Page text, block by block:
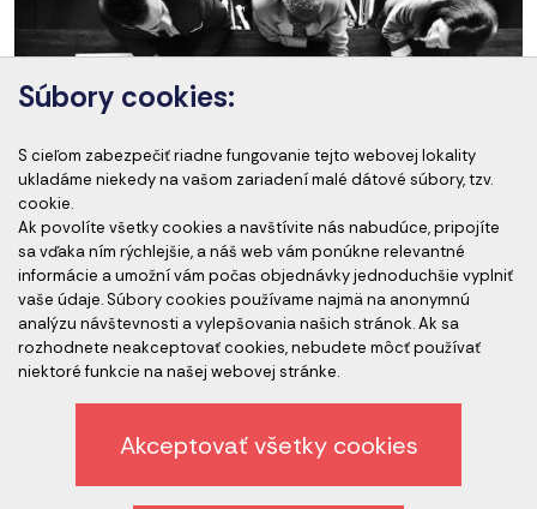
Začíname s ISO normami - 5 vecí, ktoré treba
zvážiť pri výbere konzultanta na zavádzanie
systémov manažérstva ISO
Projekt zavádzania ISO môže byť zdĺhavý a náročný v
Súbory cookies:
S cieľom zabezpečiť riadne fungovanie tejto webovej lokality
ukladáme niekedy na vašom zariadení malé dátové súbory, tzv.
cookie.
Ak povolíte všetky cookies a navštívite nás nabudúce, pripojíte
sa vďaka ním rýchlejšie, a náš web vám ponúkne relevantné
informácie a umožní vám počas objednávky jednoduchšie vyplniť
vaše údaje. Súbory cookies používame najmä na anonymnú
analýzu návštevnosti a vylepšovania našich stránok. Ak sa
rozhodnete neakceptovať cookies, nebudete môcť používať
niektoré funkcie na našej webovej stránke.
Akceptovať všetky cookies